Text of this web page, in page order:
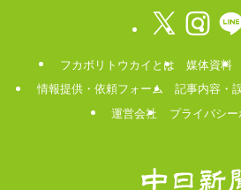
フカボリトウカイとは 媒体資料
情報提供・依頼フォーム
記事内容・
運営会社
プライバシ